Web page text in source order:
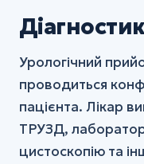
Урологічний
проводиться
пацієнта. Лікар
ТРУЗД,
цистоскопію та